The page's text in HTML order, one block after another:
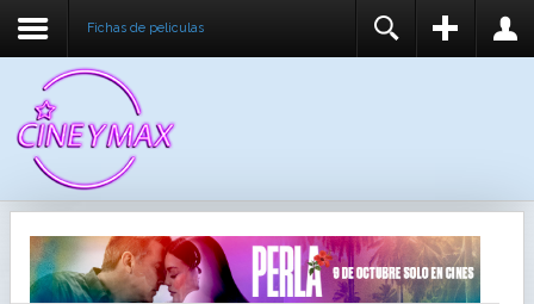
Fichas de peliculas
RECUÉRDEME
IDENTIFICARSE
REGISTER